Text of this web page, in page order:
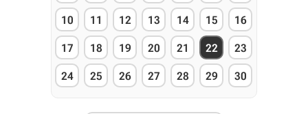
10 11 12 13 14 15 16
17 18 19 20 21 22 23
24 25 26 27 28 29 30